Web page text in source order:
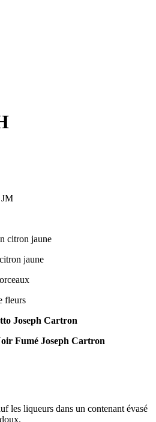
JM
citron jaune
jaune
fleurs
Joseph Cartron
Fumé Joseph Cartron
les liqueurs dans un contenant évasé